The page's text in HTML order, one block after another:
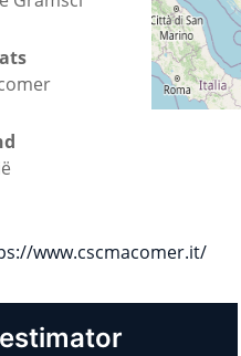
www.cscmacomer.it/